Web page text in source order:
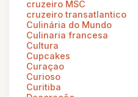
cruzeiro MSC
cruzeiro transatlantico
Culinária do Mundo
Culinaria francesa
Cultura
Cupcakes
Curaçao
Curioso
Curitiba